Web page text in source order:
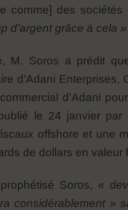
comme] des
d’argent grâce à cela
M. Soros a prédit
d’Adani
commercial d’Adani
le 24 janvier par
offshore et une
de dollars en valeur
Soros, «
considérablement »